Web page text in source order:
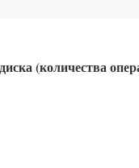
(количества